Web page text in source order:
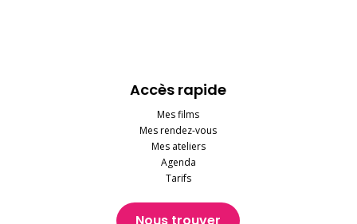
Accès rapide
Mes films
Mes rendez-vous
Mes ateliers
Agenda
Tarifs
Nous trouver